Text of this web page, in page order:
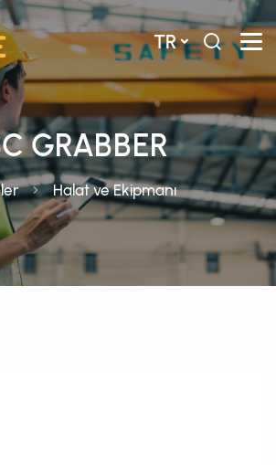
TR
GRABBER
Halat ve Ekipmanı